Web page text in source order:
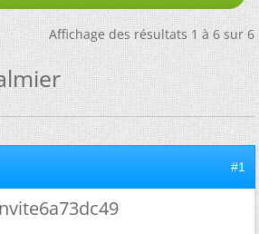
Affichage des résultats 1 à 6 sur 6
#1